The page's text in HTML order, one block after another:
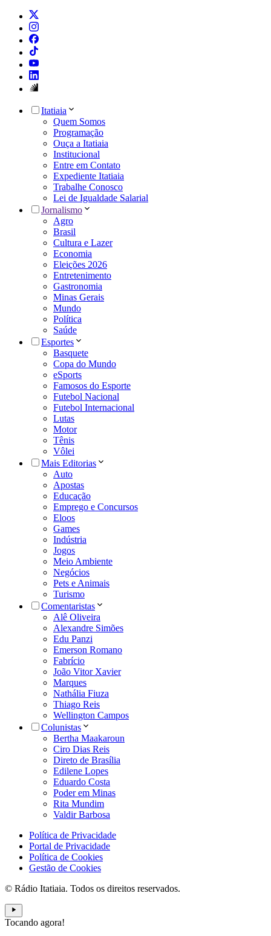
Itatiaia
Quem Somos
Programação
Ouça a Itatiaia
Institucional
Entre em Contato
Expediente Itatiaia
Trabalhe Conosco
Lei de Igualdade Salarial
Jornalismo
Agro
Brasil
Cultura e Lazer
Economia
Eleições 2026
Entretenimento
Gastronomia
Minas Gerais
Mundo
Política
Saúde
Esportes
Basquete
Copa do Mundo
eSports
Famosos do Esporte
Futebol Nacional
Futebol Internacional
Lutas
Motor
Tênis
Vôlei
Mais Editorias
Auto
Apostas
Educação
Emprego e Concursos
Eloos
Games
Indústria
Jogos
Meio Ambiente
Negócios
Pets e Animais
Turismo
Comentaristas
Alê Oliveira
Alexandre Simões
Edu Panzi
Emerson Romano
Fabrício
João Vitor Xavier
Marques
Nathália Fiuza
Thiago Reis
Wellington Campos
Colunistas
Bertha Maakaroun
Ciro Dias Reis
Direto de Brasília
Edilene Lopes
Eduardo Costa
Poder em Minas
Rita Mundim
Valdir Barbosa
Política de Privacidade
Portal de Privacidade
Política de Cookies
Gestão de Cookies
© Rádio Itatiaia. Todos os direitos reservados.
Tocando agora!